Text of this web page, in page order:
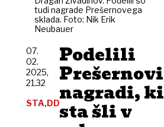
tudi nagrade Prešernovega
sklada. Foto: Nik Erik
Neubauer
Podelili
Prešernovi
nagradi, ki
sta šli v
07.
02.
2025,
21.32
STA,DD